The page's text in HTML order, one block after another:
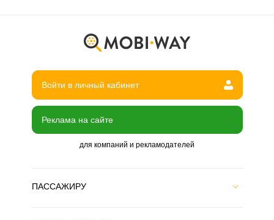
Войти в личный кабинет
Реклама на сайте
для компаний и рекламодателей
ПАССАЖИРУ